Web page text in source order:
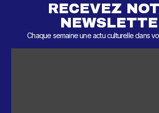
RECEVEZ
Chaque semaine une actu culturelle dans